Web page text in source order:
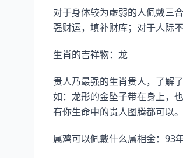
对于身体较为虚弱的人佩戴三
强财运，填补财库；对于人际
生肖的吉祥物：龙
贵人乃最强的生肖贵人，了解
如：龙形的金坠子带在身上，
有你生命中的贵人图腾都可以。
属鸡可以佩戴什么属相金：93